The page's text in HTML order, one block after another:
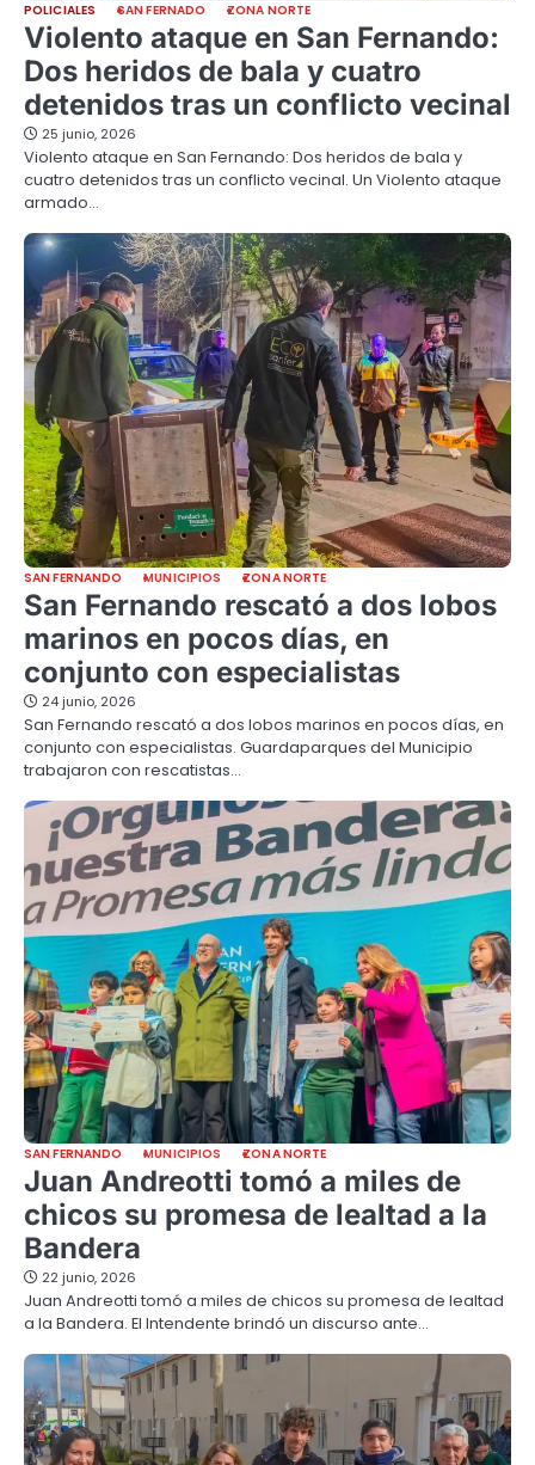
POLICIALES SAN FERNADO ZONA NORTE
Violento ataque en San Fernando:
Dos heridos de bala y cuatro
detenidos tras un conflicto vecinal
25 junio, 2026
Violento ataque en San Fernando: Dos heridos de bala y
cuatro detenidos tras un conflicto vecinal. Un Violento ataque
armado…
SAN FERNANDO MUNICIPIOS ZONA NORTE
San Fernando rescató a dos lobos
marinos en pocos días, en
conjunto con especialistas
24 junio, 2026
San Fernando rescató a dos lobos marinos en pocos días, en
conjunto con especialistas. Guardaparques del Municipio
trabajaron con rescatistas…
SAN FERNANDO MUNICIPIOS ZONA NORTE
Juan Andreotti tomó a miles de
chicos su promesa de lealtad a la
Bandera
22 junio, 2026
Juan Andreotti tomó a miles de chicos su promesa de lealtad
a la Bandera. El Intendente brindó un discurso ante…